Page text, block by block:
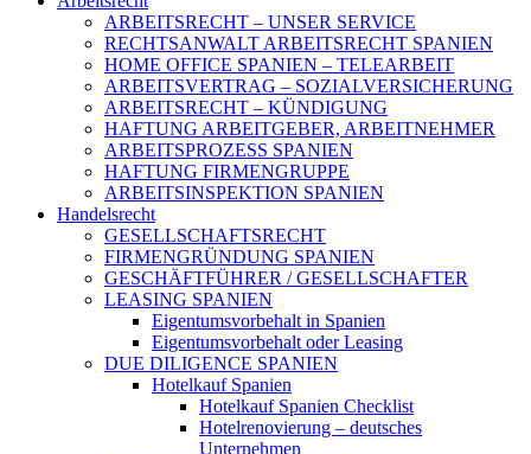
ARBEITSRECHT – UNSER SERVICE
RECHTSANWALT ARBEITSRECHT SPANIEN
HOME OFFICE SPANIEN – TELEARBEIT
ARBEITSVERTRAG – SOZIALVERSICHERUNG
ARBEITSRECHT – KÜNDIGUNG
HAFTUNG ARBEITGEBER, ARBEITNEHMER
ARBEITSPROZESS SPANIEN
HAFTUNG FIRMENGRUPPE
ARBEITSINSPEKTION SPANIEN
Handelsrecht
GESELLSCHAFTSRECHT
FIRMENGRÜNDUNG SPANIEN
GESCHÄFTFÜHRER / GESELLSCHAFTER
LEASING SPANIEN
Eigentumsvorbehalt in Spanien
Eigentumsvorbehalt oder Leasing
DUE DILIGENCE SPANIEN
Hotelkauf Spanien
Hotelkauf Spanien Checklist
Hotelrenovierung – deutsches
Unternehmen